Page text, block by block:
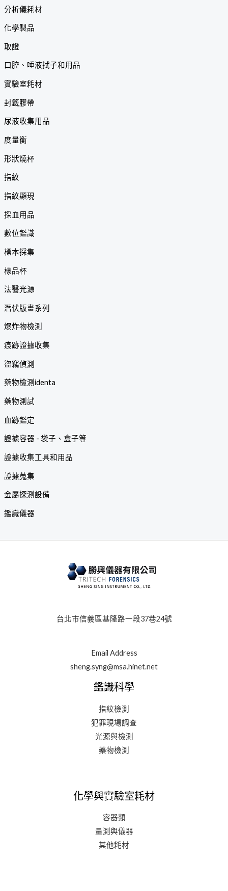
分析儀耗材
化學製品
取證
口腔、唾液拭子和用品
實驗室耗材
封籤膠帶
尿液收集用品
度量衡
形狀燒杯
指紋
指紋顯現
採血用品
數位鑑識
標本採集
樣品杯
法醫光源
潛伏版畫系列
爆炸物檢測
痕跡證據收集
盜竊偵測
藥物檢測identa
藥物測試
血跡鑑定
證據容器 - 袋子、盒子等
證據收集工具和用品
證據蒐集
金屬探測設備
鑑識儀器
台北市信義區基隆路一段37巷24號
Email Address
sheng.syng@msa.hinet.net
鑑識科學
指紋檢測
犯罪現場調查
光源與檢測
藥物檢測
化學與實驗室耗材
容器類
量測與儀器
其他耗材